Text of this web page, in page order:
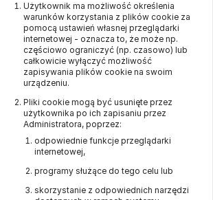
Użytkownik ma możliwość określenia
warunków korzystania z plików cookie za
pomocą ustawień własnej przeglądarki
internetowej - oznacza to, że może np.
częściowo ograniczyć (np. czasowo) lub
całkowicie wyłączyć możliwość
zapisywania plików cookie na swoim
urządzeniu.
Pliki cookie mogą być usunięte przez
użytkownika po ich zapisaniu przez
Administratora, poprzez:
odpowiednie funkcje przeglądarki
internetowej,
programy służące do tego celu lub
skorzystanie z odpowiednich narzędzi